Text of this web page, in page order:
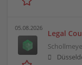
05.08.2026
Legal